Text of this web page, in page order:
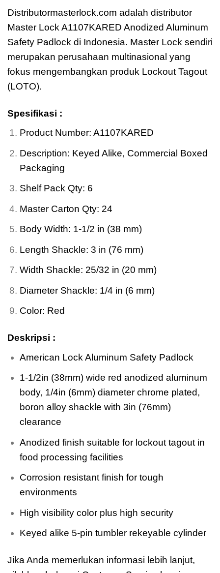
Distributormasterlock.com adalah distributor
Master Lock A1107KARED Anodized Aluminum
Safety Padlock di Indonesia. Master Lock sendiri
merupakan perusahaan multinasional yang
fokus mengembangkan produk Lockout Tagout
(LOTO).
Spesifikasi :
Product Number: A1107KARED
Description: Keyed Alike, Commercial Boxed
Packaging
Shelf Pack Qty: 6
Master Carton Qty: 24
Body Width: 1-1/2 in (38 mm)
Length Shackle: 3 in (76 mm)
Width Shackle: 25/32 in (20 mm)
Diameter Shackle: 1/4 in (6 mm)
Color: Red
Deskripsi :
American Lock Aluminum Safety Padlock
1-1/2in (38mm) wide red anodized aluminum
body, 1/4in (6mm) diameter chrome plated,
boron alloy shackle with 3in (76mm)
clearance
Anodized finish suitable for lockout tagout in
food processing facilities
Corrosion resistant finish for tough
environments
High visibility color plus high security
Keyed alike 5-pin tumbler rekeyable cylinder
Jika Anda memerlukan informasi lebih lanjut,